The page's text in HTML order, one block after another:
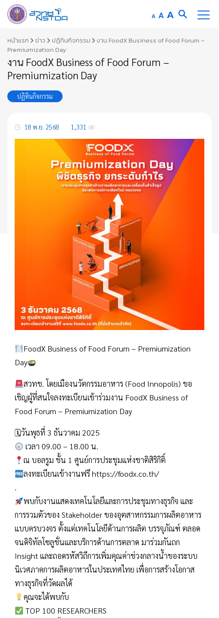
to
content
A Decrease
size.
AReset
size.
A Increase
size.
หน้าแรก ข่าว ปฏิทินกิจกรรม
งาน FoodX Business of Food Forum –
Premiumization Day
งาน FoodX Business of Food Forum –
Premiumization Day
ปฏิทินกิจกรรม
18 พ.ย. 2568 1,331
FoodX Business of Food Forum – Premiumization
Day
สวทช. โดยเมืองนวัตกรรมอาหาร (Food Innopolis) ขอ
เชิญผู้ที่สนใจลงทะเบียนเข้าร่วมงาน FoodX Business of
Food Forum – Premiumization Day
🗓วันพุธที่ 3 ธันวาคม 2025
เวลา 09.00 – 18.00 น.
ณ บอลรูม ชั้น 1 ศูนย์การประชุมแห่งชาติสิริกิติ์
ลงทะเบียนเข้างานฟรี https://foodx.co.th/
.
พบกับงานแสดงเทคโนโลยีและการประชุมทางธุรกิจ และ
การรวมตัวของ Stakeholder ของอุตสาหกรรมการผลิตอาหาร
แบบครบวงจร ตั้งแต่เทคโนโลยีด้านการผลิต บรรจุภัณฑ์ ตลอด
จนดิจิทัลโซลูชั่นและบริการด้านการตลาด มาร่วมกันถก
Insight และถอดรหัสวิถีการเพิ่มคุณค่าช่วงกลางน้ำของระบบ
นิเวศภาคการผลิตอาหารในประเทศไทย เพื่อการสร้างโอกาส
ทางธุรกิจที่วัดผลได้
คุณจะได้พบกับ
TOP 100 RESEARCHERS